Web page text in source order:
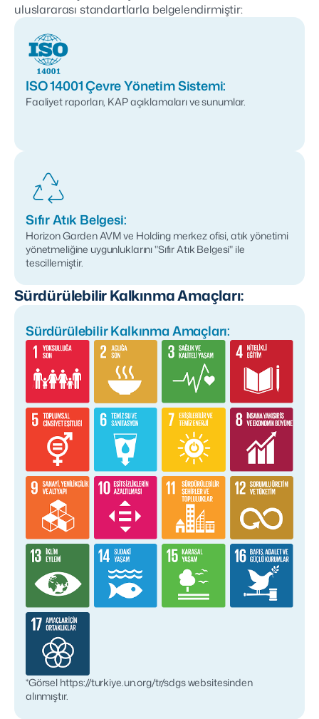
uluslararası standartlarla belgelendirmiştir:
ISO 14001 Çevre Yönetim Sistemi:
Faaliyet raporları, KAP açıklamaları ve sunumlar.
Sıfır Atık Belgesi:
Horizon Garden AVM ve Holding merkez ofisi, atık yönetimi
yönetmeliğine uygunluklarını "Sıfır Atık Belgesi" ile
tescillemiştir.
Sürdürülebilir Kalkınma Amaçları:
Sürdürülebilir Kalkınma Amaçları:
*Görsel https://turkiye.un.org/tr/sdgs websitesinden
alınmıştır.